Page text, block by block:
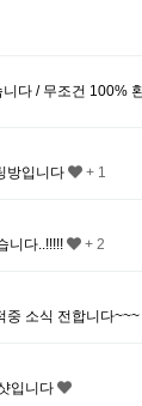
다 / 무조건 100%
방입니다
+ 1
니다..!!!!!
+ 2
중 소식 전합니다~~~
입니다